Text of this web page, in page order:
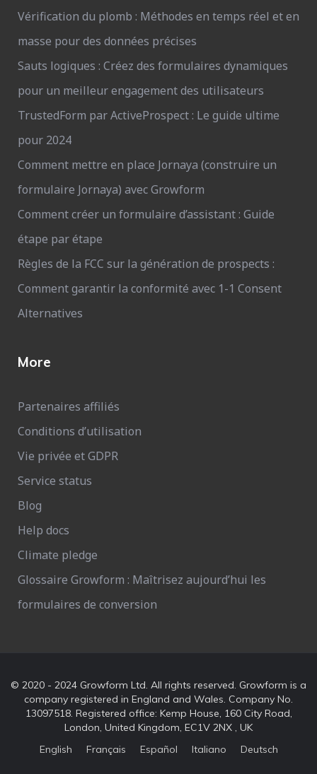
Vérification du plomb : Méthodes en temps réel et en
masse pour des données précises
Sauts logiques : Créez des formulaires dynamiques
pour un meilleur engagement des utilisateurs
TrustedForm par ActiveProspect : Le guide ultime
pour 2024
Comment mettre en place Jornaya (construire un
formulaire Jornaya) avec Growform
Comment créer un formulaire d’assistant : Guide
étape par étape
Règles de la FCC sur la génération de prospects :
Comment garantir la conformité avec 1-1 Consent
Alternatives
More
Partenaires affiliés
Conditions d’utilisation
Vie privée et GDPR
Service status
Blog
Help docs
Climate pledge
Glossaire Growform : Maîtrisez aujourd’hui les
formulaires de conversion
© 2020 - 2024 Growform Ltd. All rights reserved. Growform is a
company registered in England and Wales. Company No.
13097518. Registered office: Kemp House, 160 City Road,
London, United Kingdom, EC1V 2NX , UK
English
Français Español Italiano Deutsch